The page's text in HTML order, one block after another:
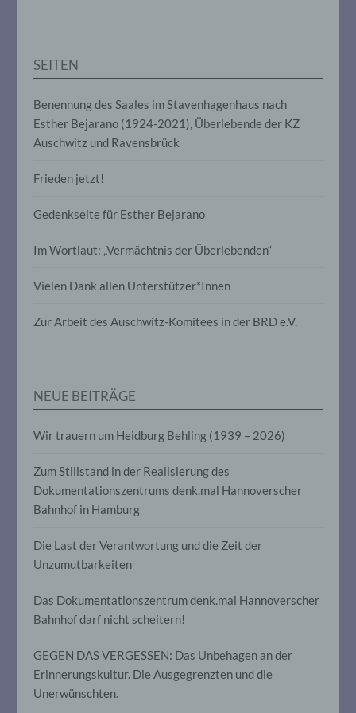
SEITEN
Benennung des Saales im Stavenhagenhaus nach
Esther Bejarano (1924-2021), Überlebende der KZ
Auschwitz und Ravensbrück
Frieden jetzt!
Gedenkseite für Esther Bejarano
Im Wortlaut: „Vermächtnis der Überlebenden“
Vielen Dank allen Unterstützer*Innen
Zur Arbeit des Auschwitz-Komitees in der BRD e.V.
NEUE BEITRÄGE
Wir trauern um Heidburg Behling (1939 – 2026)
Zum Stillstand in der Realisierung des
Dokumentationszentrums denk.mal Hannoverscher
Bahnhof in Hamburg
Die Last der Verantwortung und die Zeit der
Unzumutbarkeiten
Das Dokumentationszentrum denk.mal Hannoverscher
Bahnhof darf nicht scheitern!
GEGEN DAS VERGESSEN: Das Unbehagen an der
Erinnerungskultur. Die Ausgegrenzten und die
Unerwünschten.
Verknüpfung, die Einschränkung, das
d) Einschränkung der Verarbeitung
Einschränkung der Verarbeitung ist die
personenbezogener Daten mit dem Ziel,
ihre künftige Verarbeitung einzuschränken.
Verarbeitung personenbezogener Daten,
Person beziehen, zu bewerten,
insbesondere, um Aspekte bezüglich
Gesundheit, persönlicher Vorlieben,
Aufenthaltsort oder Ortswechsel dieser
natürlichen Person zu analysieren oder
vorherzusagen.
f) Pseudonymisierung
personenbezogener Daten in einer Weise,
auf welche die personenbezogenen Daten
spezifischen betroffenen Person
zugeordnet werden können, sofern diese
zusätzlichen Informationen gesondert
aufbewahrt werden und technischen und